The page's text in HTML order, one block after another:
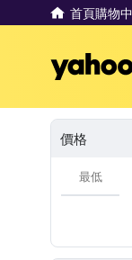
首頁購物
價格